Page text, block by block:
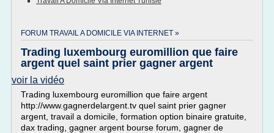
FORUM TRAVAIL A DOMICILE VIA INTERNET »
Trading luxembourg euromillion que faire
argent quel saint prier gagner argent
voir la vidéo
Trading luxembourg euromillion que faire argent
http://www.gagnerdelargent.tv quel saint prier gagner
argent, travail a domicile, formation option binaire gratuite,
dax trading, gagner argent bourse forum, gagner de